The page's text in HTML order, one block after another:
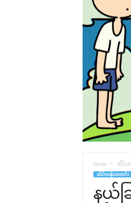
Home ထိပ်တ
ထိပ်တန်းသတင်း
နယ်